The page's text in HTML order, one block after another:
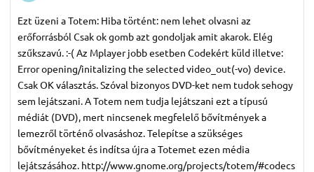
Ezt üzeni a Totem: Hiba történt: nem lehet olvasni az
erőforrásból Csak ok gomb azt gondoljak amit akarok. Elég
szűkszavú. :-( Az Mplayer jobb esetben Codekért küld illetve:
Error opening/initalizing the selected video_out(-vo) device.
Csak OK választás. Szóval bizonyos DVD-ket nem tudok sehogy
sem lejátszani. A Totem nem tudja lejátszani ezt a típusú
médiát (DVD), mert nincsenek megfelelő bővítmények a
lemezről történő olvasáshoz. Telepítse a szükséges
bővítményeket és indítsa újra a Totemet ezen média
lejátszásához. http://www.gnome.org/projects/totem/#codecs